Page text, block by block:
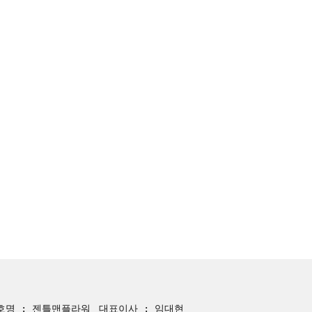
명 : 젠틀맨플라워 대표이사 : 임대현